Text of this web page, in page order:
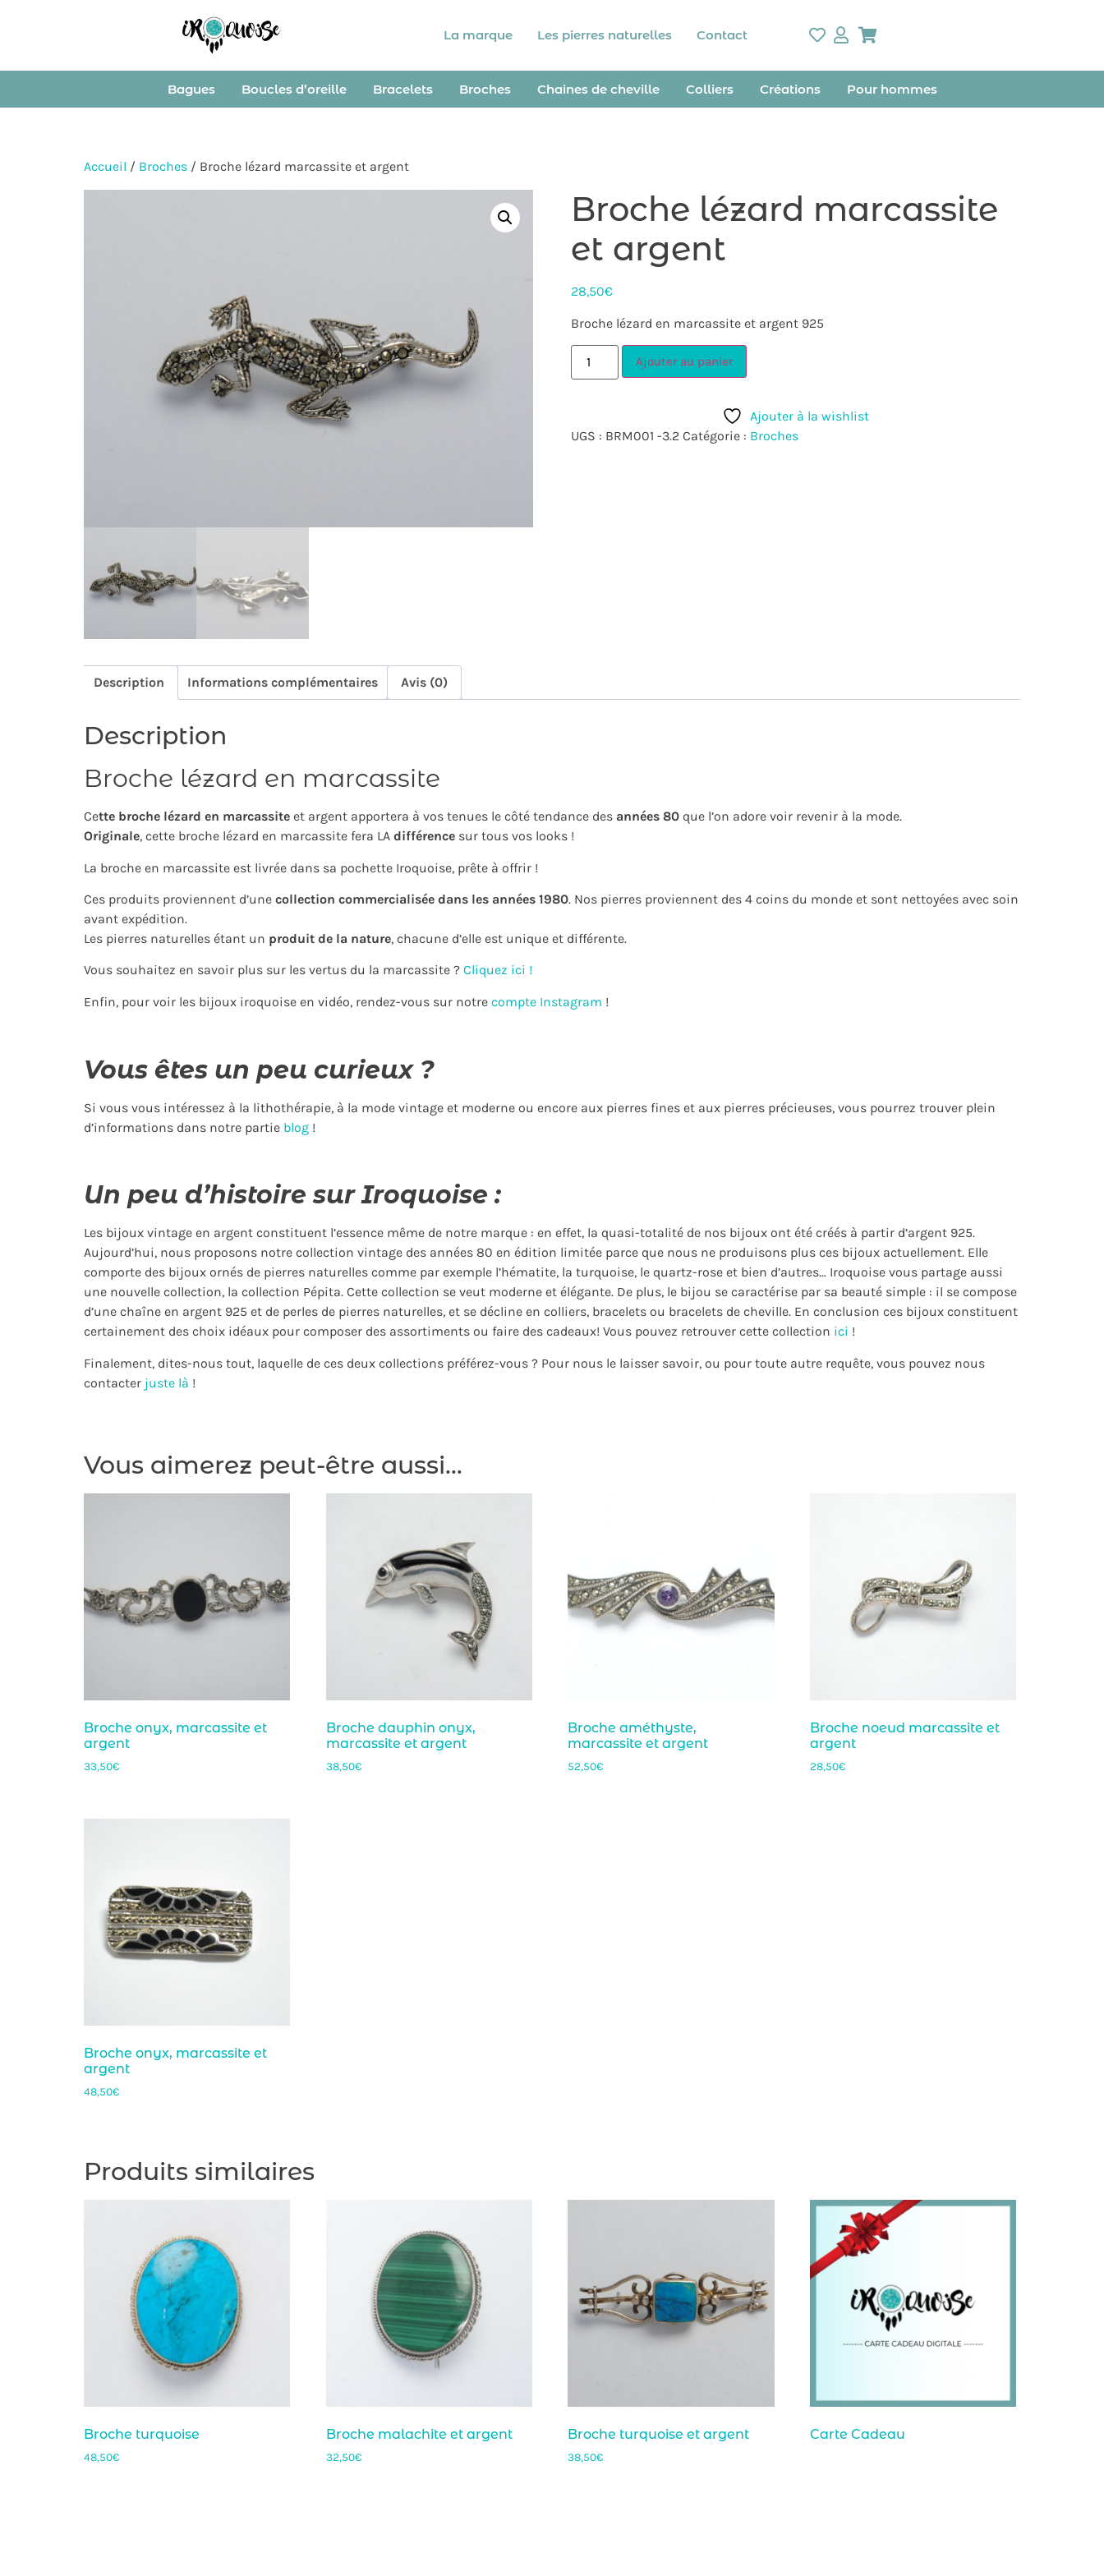
La marque Les pierres naturelles Contact
Bagues Boucles d’oreille Bracelets Broches Chaines de cheville Colliers Créations Pour hommes
Accueil / Broches / Broche lézard marcassite et argent
Broche lézard marcassite
et argent
28,50€
Broche lézard en marcassite et argent 925
Ajouter au panier
Ajouter à la wishlist
UGS : BRM001 -3.2 Catégorie : Broches
Description Informations complémentaires Avis (0)
Description
Broche lézard en marcassite
Cette broche lézard en marcassite et argent apportera à vos tenues le côté tendance des années 80 que l’on adore voir revenir à la mode.
Originale, cette broche lézard en marcassite fera LA différence sur tous vos looks !
La broche en marcassite est livrée dans sa pochette Iroquoise, prête à offrir !
Ces produits proviennent d’une collection commercialisée dans les années 1980. Nos pierres proviennent des 4 coins du monde et sont nettoyées avec soin
avant expédition.
Les pierres naturelles étant un produit de la nature, chacune d’elle est unique et différente.
Vous souhaitez en savoir plus sur les vertus du la marcassite ? Cliquez ici !
Enfin, pour voir les bijoux iroquoise en vidéo, rendez-vous sur notre compte Instagram !
Vous êtes un peu curieux ?
Si vous vous intéressez à la lithothérapie, à la mode vintage et moderne ou encore aux pierres fines et aux pierres précieuses, vous pourrez trouver plein
d’informations dans notre partie blog !
Un peu d’histoire sur Iroquoise :
Les bijoux vintage en argent constituent l’essence même de notre marque : en effet, la quasi-totalité de nos bijoux ont été créés à partir d’argent 925.
Aujourd’hui, nous proposons notre collection vintage des années 80 en édition limitée parce que nous ne produisons plus ces bijoux actuellement. Elle
comporte des bijoux ornés de pierres naturelles comme par exemple l’hématite, la turquoise, le quartz-rose et bien d’autres… Iroquoise vous partage aussi
une nouvelle collection, la collection Pépita. Cette collection se veut moderne et élégante. De plus, le bijou se caractérise par sa beauté simple : il se compose
d’une chaîne en argent 925 et de perles de pierres naturelles, et se décline en colliers, bracelets ou bracelets de cheville. En conclusion ces bijoux constituent
certainement des choix idéaux pour composer des assortiments ou faire des cadeaux! Vous pouvez retrouver cette collection ici !
Finalement, dites-nous tout, laquelle de ces deux collections préférez-vous ? Pour nous le laisser savoir, ou pour toute autre requête, vous pouvez nous
contacter juste là !
Vous aimerez peut-être aussi…
Broche onyx, marcassite et
argent
33,50€
Broche dauphin onyx,
marcassite et argent
38,50€
Broche améthyste,
marcassite et argent
52,50€
Broche noeud marcassite et
argent
28,50€
Broche onyx, marcassite et
argent
48,50€
Produits similaires
Broche turquoise
48,50€
Broche malachite et argent
32,50€
Broche turquoise et argent
38,50€
Carte Cadeau